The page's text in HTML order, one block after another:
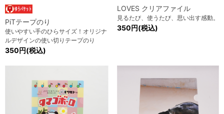
PiTテープのり
使いやすい手のひらサイズ！オリジナ
ルデザインの使い切りテープのり
350円(税込)
LOVES クリアファイル
見るたび、使うたび、思い出す感動。
350円(税込)